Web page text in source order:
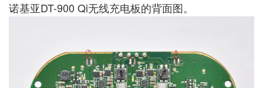
诺基亚DT-900 Qi无线充电板的背面图。